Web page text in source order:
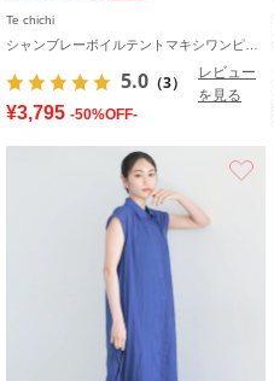
Te chichi
5.0 （3）
レビュー
を見る
¥3,795 -50%OFF-